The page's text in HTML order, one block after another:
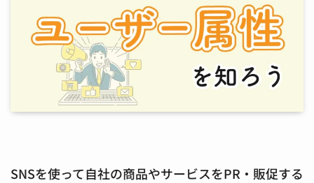
SNSを使って自社の商品やサービスをPR・販促する